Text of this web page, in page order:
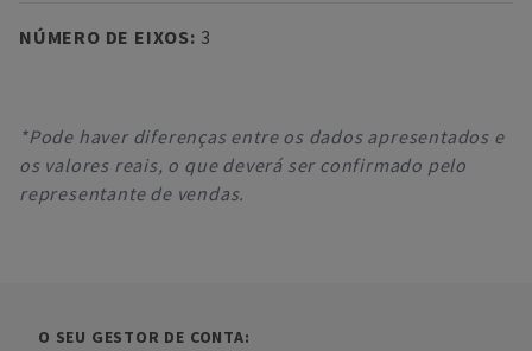
NÚMERO DE EIXOS: 3
*Pode haver diferenças entre os dados apresentados e
os valores reais, o que deverá ser confirmado pelo
representante de vendas.
O SEU GESTOR DE CONTA: